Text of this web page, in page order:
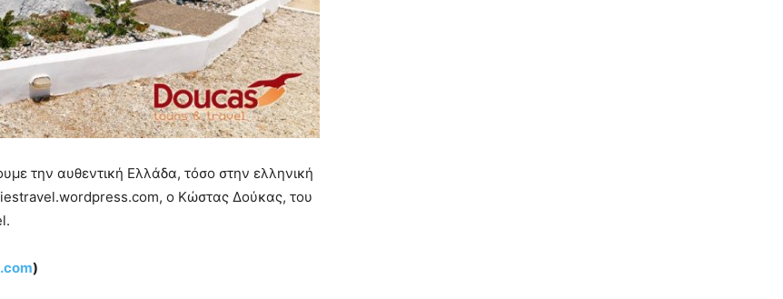
την αυθεντική Ελλάδα, τόσο στην ελληνική
ο Κώστας Δούκας, του
)